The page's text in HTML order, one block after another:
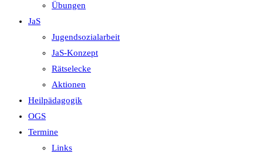
Übungen
JaS
Jugendsozialarbeit
JaS-Konzept
Rätselecke
Aktionen
Heilpädagogik
OGS
Termine
Links